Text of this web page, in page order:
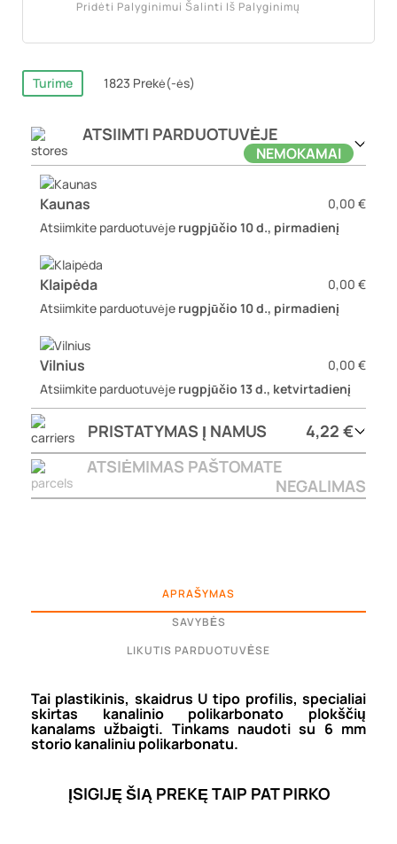
Pridėti Palyginimui Šalinti Iš Palyginimų
Turime 1823 Prekė(-ės)
ATSIIMTI PARDUOTUVĖJE
NEMOKAMAI
Kaunas
0,00 €
Atsiimkite parduotuvėje rugpjūčio 10 d., pirmadienį
Klaipėda
0,00 €
Atsiimkite parduotuvėje rugpjūčio 10 d., pirmadienį
Vilnius
0,00 €
Atsiimkite parduotuvėje rugpjūčio 13 d., ketvirtadienį
PRISTATYMAS Į NAMUS
4,22 €
ATSIĖMIMAS PAŠTOMATE
NEGALIMAS
APRAŠYMAS
SAVYBĖS
LIKUTIS PARDUOTUVĖSE
Tai plastikinis, skaidrus U tipo profilis, specialiai
skirtas kanalinio polikarbonato plokščių
kanalams užbaigti. Tinkams naudoti su 6 mm
storio kanaliniu polikarbonatu.
ĮSIGIJĘ ŠIĄ PREKĘ TAIP PAT PIRKO